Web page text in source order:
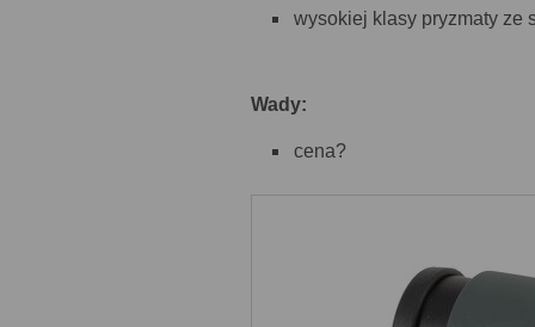
wysokiej klasy pryzmaty ze
Wady:
cena?